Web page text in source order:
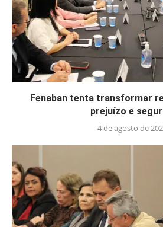
Fenaban tenta transformar
prejuízo e
4 de agosto de